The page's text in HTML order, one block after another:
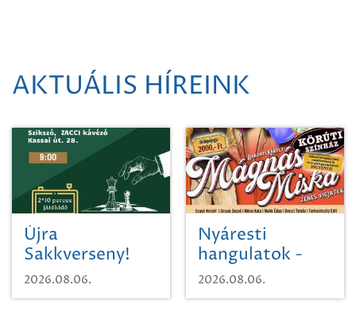
AKTUÁLIS HÍREINK
Újra
Sakkverseny!
2026.08.06.
Nyáresti
hangulatok -
Mágnás Miska
2026.08.06.